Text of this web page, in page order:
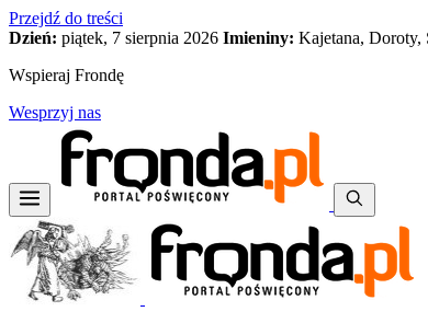
Przejdź do treści
Dzień: piątek, 7 sierpnia 2026 Imieniny: Kajetana, Doroty,
Wspieraj Frondę
Wesprzyj nas